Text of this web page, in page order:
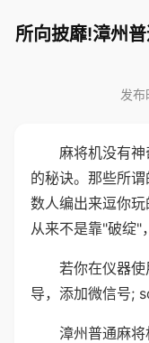
所向披靡!漳州
发
麻将机没有
的秘诀。那些所
数人编出来逗你
从来不是靠"破绽"
若你在仪器
导，添加微信号;
漳州普通麻